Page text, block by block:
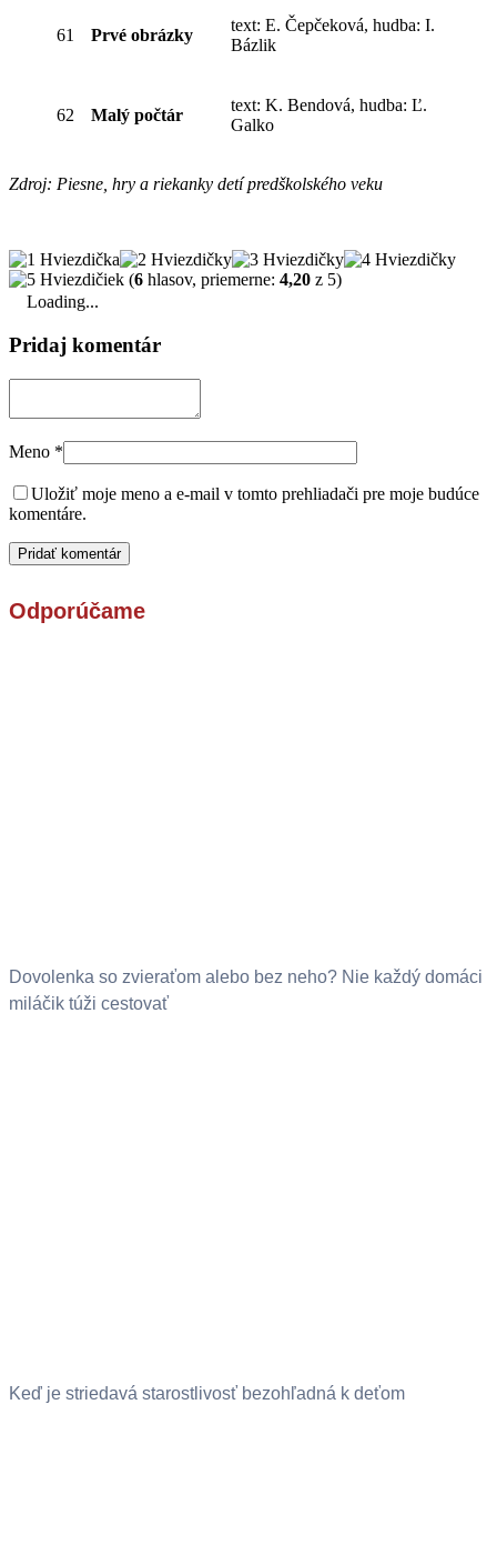
61 Prvé obrázky
text: E. Čepčeková, hudba: I.
Bázlik
62 Malý počtár
text: K. Bendová, hudba: Ľ.
Galko
Zdroj: Piesne, hry a riekanky detí predškolského veku
(6 hlasov, priemerne: 4,20 z 5)
Loading...
Pridaj komentár
Meno *
Uložiť moje meno a e-mail v tomto prehliadači pre moje budúce
komentáre.
Odporúčame
Dovolenka so zvieraťom alebo bez neho? Nie každý domáci
miláčik túži cestovať
Keď je striedavá starostlivosť bezohľadná k deťom